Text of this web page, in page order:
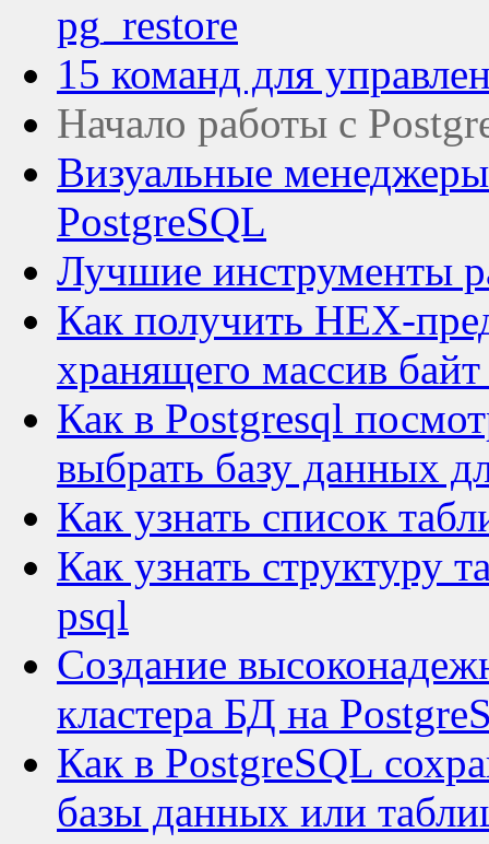
pg_restore
15 команд для
Начало работы с
Визуальные
PostgreSQL
Лучшие инструменты
Как получить HEX-
хранящего массив
Как в Postgresql
выбрать базу данных
Как узнать список
Как узнать структуру
psql
Создание
кластера БД на
Как в PostgreSQL
базы данных или